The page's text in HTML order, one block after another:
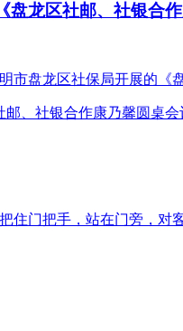
龙区社邮、社银合作
盘龙区社保局开展的《
住门把手，站在门旁，对